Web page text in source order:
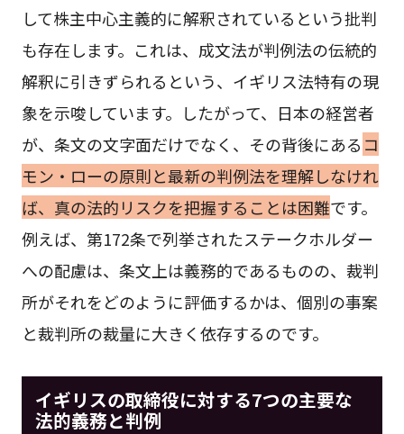
して株主中心主義的に解釈されているという批判
も存在します。これは、成文法が判例法の伝統的
解釈に引きずられるという、イギリス法特有の現
象を示唆しています。したがって、日本の経営者
が、条文の文字面だけでなく、その背後にある コ
モン・ローの原則と最新の判例法を理解しなけれ
ば、真の法的リスクを把握することは困難です。
例えば、第172条で列挙されたステークホルダー
への配慮は、条文上は義務的であるものの、裁判
所がそれをどのように評価するかは、個別の事案
と裁判所の裁量に大きく依存するのです。
イギリスの取締役に対する7つの主要な
法的義務と判例